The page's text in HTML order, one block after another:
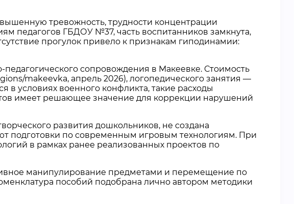
тревожность, трудности концентрации
педагогов ГБДОУ №37, часть воспитанников замкнута,
прогулок привело к признакам гиподинамии:
педагогического сопровождения в Макеевке. Стоимость
makeevka, апрель 2026), логопедического занятия —
в условиях военного конфликта, такие расходы
имеет решающее значение для коррекции нарушений
развития дошкольников, не создана
подготовки по современным игровым технологиям. При
в рамках ранее реализованных проектов по
манипулирование предметами и перемещение по
пособий подобрана лично автором методики